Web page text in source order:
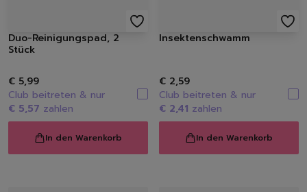
Autopflege-Zubehör
Schuhpflege
Schuhreinigung
Schuhbürsten
Schuhcreme
Schuhimprägnierung
Duft | Kerzen
Lufterfrischer
Duo-Reinigungspad, 2
Stück
€ 5,99
Club beitreten & nur
€ 5,57 zahlen
In den Warenkorb
Insektenschwamm
€ 2,59
Club beitreten & nur
€ 2,41 zahlen
In den Warenkorb